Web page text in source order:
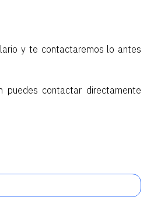
y te contactaremos lo antes
puedes contactar directamente